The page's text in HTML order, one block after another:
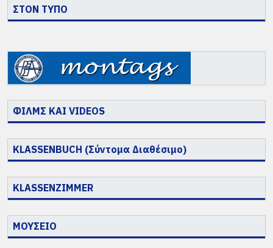
ΣΤΟΝ ΤΥΠΟ
ΦΙΛΜΣ ΚΑΙ VIDEOS
KLASSENBUCH (Σύντομα Διαθέσιμο)
KLASSENZIMMER
ΜΟΥΣΕΙΟ